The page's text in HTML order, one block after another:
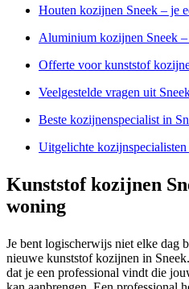
Houten kozijnen Sneek – je
Aluminium kozijnen Sneek
Offerte voor kunststof
Veelgestelde vragen uit
Beste kozijnenspecialist in
Uitgelichte kozijnspecialisten
Kunststof kozijnen
woning
Je bent logischerwijs niet elke dag
nieuwe kunststof kozijnen in
dat je een professional vindt die